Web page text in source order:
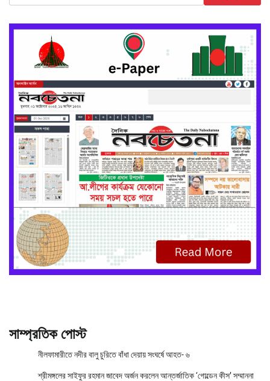
সাম্প্রতিক পোস্ট
নীলফামারীতে নদীর বালু চুরিতে বাঁধা দেয়ায় সংঘর্ষে আহত- ৬
শ্রীমঙ্গলের সাইফুর রহমান জাবেদ অর্জন করলেন আন্তর্জাতিক ‘গোল্ডেন কীস’ সম্মাননা